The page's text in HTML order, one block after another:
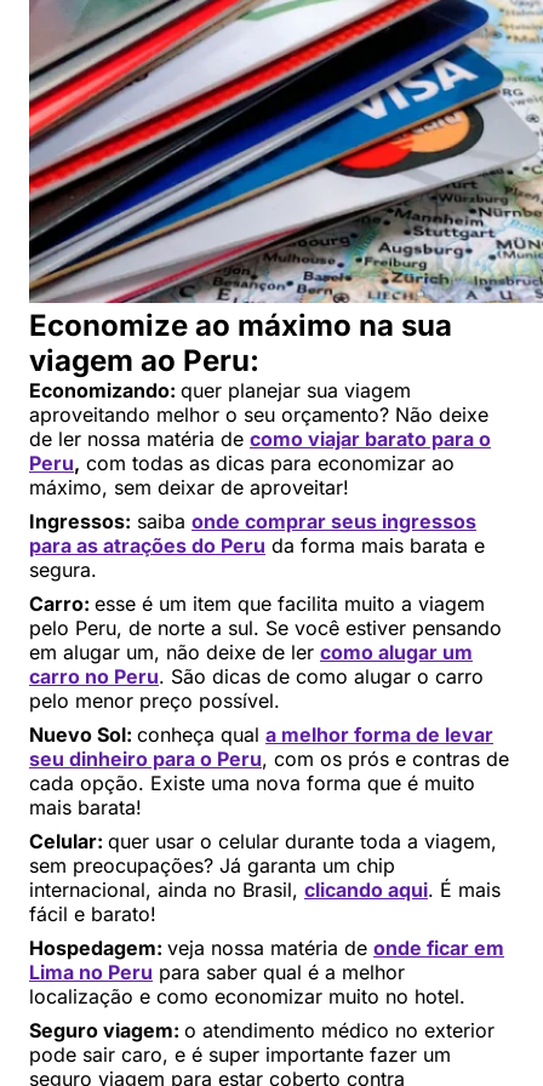
Economize ao máximo na sua
viagem ao Peru:
Economizando: quer planejar sua viagem
aproveitando melhor o seu orçamento? Não deixe
de ler nossa matéria de como viajar barato para o
Peru, com todas as dicas para economizar ao
máximo, sem deixar de aproveitar!
Ingressos: saiba onde comprar seus ingressos
para as atrações do Peru da forma mais barata e
segura.
Carro: esse é um item que facilita muito a viagem
pelo Peru, de norte a sul. Se você estiver pensando
em alugar um, não deixe de ler como alugar um
carro no Peru. São dicas de como alugar o carro
pelo menor preço possível.
Nuevo Sol: conheça qual a melhor forma de levar
seu dinheiro para o Peru, com os prós e contras de
cada opção. Existe uma nova forma que é muito
mais barata!
Celular: quer usar o celular durante toda a viagem,
sem preocupações? Já garanta um chip
internacional, ainda no Brasil, clicando aqui. É mais
fácil e barato!
Hospedagem: veja nossa matéria de onde ficar em
Lima no Peru para saber qual é a melhor
localização e como economizar muito no hotel.
Seguro viagem: o atendimento médico no exterior
pode sair caro, e é super importante fazer um
seguro viagem para estar coberto contra